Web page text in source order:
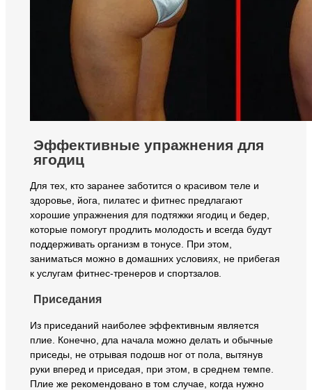
Эффективные упражнения для
ягодиц
Для тех, кто заранее заботится о красивом теле и
здоровье, йога, пилатес и фитнес предлагают
хорошие упражнения для подтяжки ягодиц и бедер,
которые помогут продлить молодость и всегда будут
поддерживать организм в тонусе. При этом,
заниматься можно в домашних условиях, не прибегая
к услугам фитнес-тренеров и спортзалов.
Приседания
Из приседаний наиболее эффективным является
плие. Конечно, дла начала можно делать и обычные
приседы, не отрывая подошв ног от пола, вытянув
руки вперед и приседая, при этом, в среднем темпе.
Плие же рекомендовано в том случае, когда нужно